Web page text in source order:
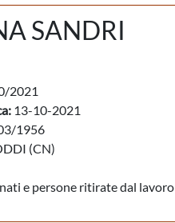
SANDRI
2021
13-10-2021
1956
(CN)
e persone ritirate dal lavoro